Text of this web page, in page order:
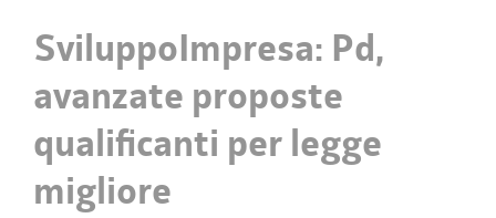
SviluppoImpresa: Pd,
avanzate proposte
qualificanti per legge
migliore